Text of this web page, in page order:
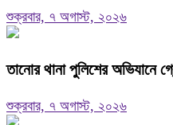
শুক্রবার, ৭ অগাস্ট, ২০২৬
তানোর থানা পুলিশের অভিযানে
শুক্রবার, ৭ অগাস্ট, ২০২৬